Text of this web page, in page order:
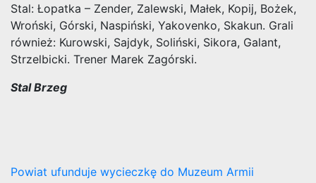
Stal: Łopatka – Zender, Zalewski, Małek, Kopij, Bożek,
Wroński, Górski, Naspiński, Yakovenko, Skakun. Grali
również: Kurowski, Sajdyk, Soliński, Sikora, Galant,
Strzelbicki. Trener Marek Zagórski.
Stal Brzeg
Nawigacja
Powiat ufunduje wycieczkę do Muzeum Armii